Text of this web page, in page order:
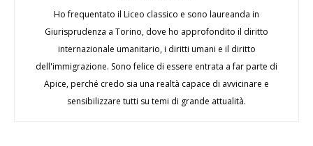
Ho frequentato il Liceo classico e sono laureanda in
Giurisprudenza a Torino, dove ho approfondito il diritto
internazionale umanitario, i diritti umani e il diritto
dell'immigrazione. Sono felice di essere entrata a far parte di
Apice, perché credo sia una realtà capace di avvicinare e
sensibilizzare tutti su temi di grande attualità.